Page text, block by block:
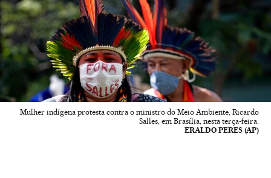
Mulher indígena protesta contra o ministro do Meio Ambiente, Ricardo
Salles, em Brasília, nesta terça-feira.
ERALDO PERES (AP)